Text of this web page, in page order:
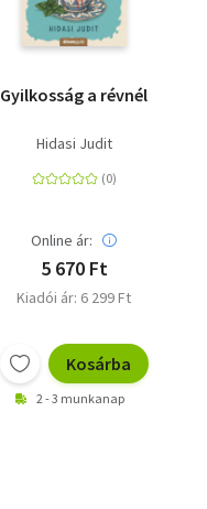
Gyilkosság a révnél
Hidasi Judit
Online ár:
5 670 Ft
Kiadói ár: 6 299 Ft
Kosárba
2 - 3 munkanap